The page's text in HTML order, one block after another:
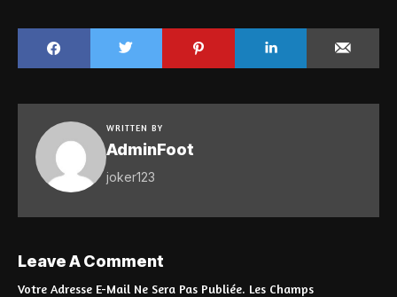
WRITTEN BY
AdminFoot
joker123
Leave A Comment
Votre Adresse E-Mail Ne Sera Pas Publiée. Les Champs